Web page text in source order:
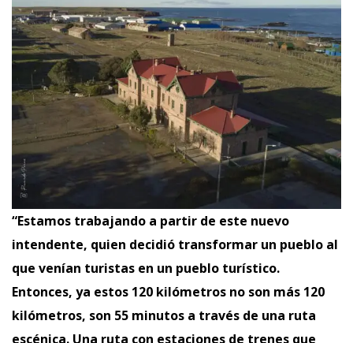
“Estamos trabajando a partir de este nuevo
intendente, quien decidió transformar un pueblo al
que venían turistas en un pueblo turístico.
Entonces, ya estos 120 kilómetros no son más 120
kilómetros, son 55 minutos a través de una ruta
escénica. Una ruta con estaciones de trenes que